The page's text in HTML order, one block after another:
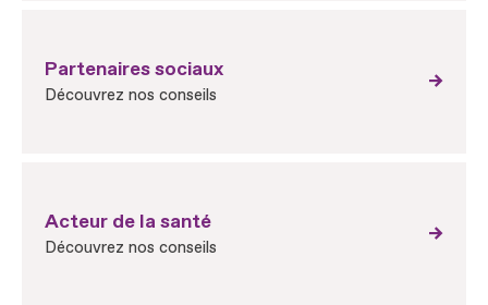
Partenaires sociaux
Découvrez nos conseils
Acteur de la santé
Découvrez nos conseils